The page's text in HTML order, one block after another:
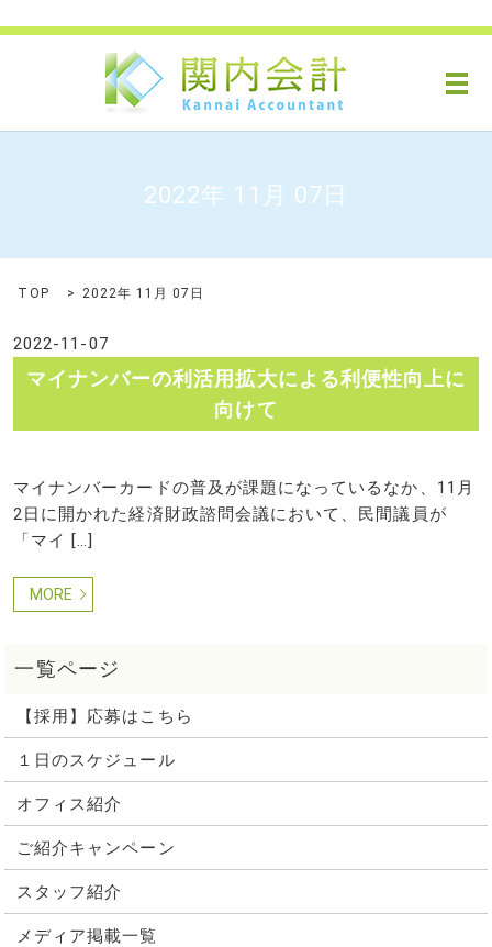
メ
2022年 11月 07日
TOP 2022年 11月 07日
2022-11-07
マイナンバーの利活用拡大による利便性向上に
向けて
マイナンバーカードの普及が課題になっているなか、11月
2日に開かれた経済財政諮問会議において、民間議員が
「マイ […]
MORE
【採用】応募はこちら
１日のスケジュール
オフィス紹介
ご紹介キャンペーン
スタッフ紹介
メディア掲載一覧